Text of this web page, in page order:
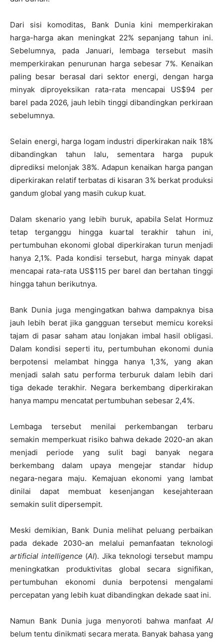
Dari sisi komoditas, Bank Dunia kini memperkirakan
harga-harga akan meningkat 22% sepanjang tahun ini.
Sebelumnya, pada Januari, lembaga tersebut masih
memperkirakan penurunan harga sebesar 7%. Kenaikan
paling besar berasal dari sektor energi, dengan harga
minyak diproyeksikan rata-rata mencapai US$94 per
barel pada 2026, jauh lebih tinggi dibandingkan perkiraan
sebelumnya.
Selain energi, harga logam industri diperkirakan naik 18%
dibandingkan tahun lalu, sementara harga pupuk
diprediksi melonjak 38%. Adapun kenaikan harga pangan
diperkirakan relatif terbatas di kisaran 3% berkat produksi
gandum global yang masih cukup kuat.
Dalam skenario yang lebih buruk, apabila Selat Hormuz
tetap terganggu hingga kuartal terakhir tahun ini,
pertumbuhan ekonomi global diperkirakan turun menjadi
hanya 2,1%. Pada kondisi tersebut, harga minyak dapat
mencapai rata-rata US$115 per barel dan bertahan tinggi
hingga tahun berikutnya.
Bank Dunia juga mengingatkan bahwa dampaknya bisa
jauh lebih berat jika gangguan tersebut memicu koreksi
tajam di pasar saham atau lonjakan imbal hasil obligasi.
Dalam kondisi seperti itu, pertumbuhan ekonomi dunia
berpotensi melambat hingga hanya 1,3%, yang akan
menjadi salah satu performa terburuk dalam lebih dari
tiga dekade terakhir. Negara berkembang diperkirakan
hanya mampu mencatat pertumbuhan sebesar 2,4%.
Lembaga tersebut menilai perkembangan terbaru
semakin memperkuat risiko bahwa dekade 2020-an akan
menjadi periode yang sulit bagi banyak negara
berkembang dalam upaya mengejar standar hidup
negara-negara maju. Kemajuan ekonomi yang lambat
dinilai dapat membuat kesenjangan kesejahteraan
semakin sulit dipersempit.
Meski demikian, Bank Dunia melihat peluang perbaikan
pada dekade 2030-an melalui pemanfaatan teknologi
artificial intelligence (AI). Jika teknologi tersebut mampu
meningkatkan produktivitas global secara signifikan,
pertumbuhan ekonomi dunia berpotensi mengalami
percepatan yang lebih kuat dibandingkan dekade saat ini.
Namun Bank Dunia juga menyoroti bahwa manfaat AI
belum tentu dinikmati secara merata. Banyak bahasa yang